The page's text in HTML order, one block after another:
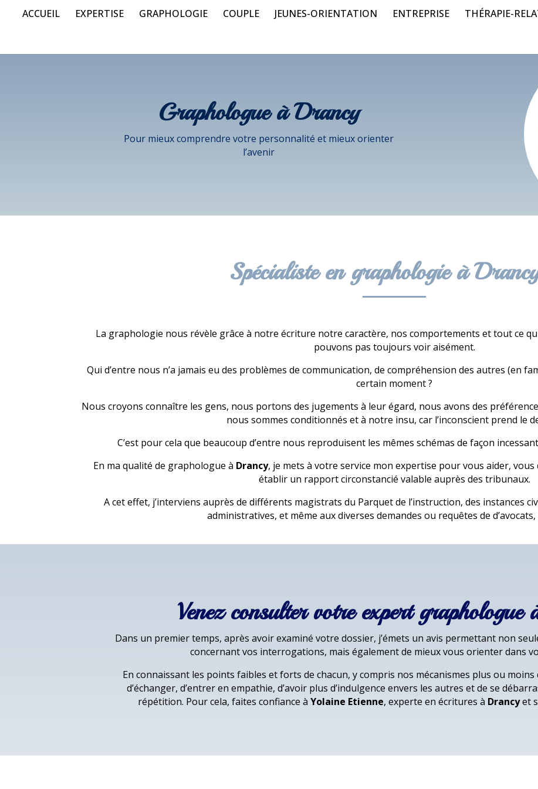
ACCUEIL EXPERTISE GRAPHOLOGIE COUPLE JEUNES-ORIENTATION ENTREPRISE THÉRAPIE-
Graphologue à Drancy
Pour mieux comprendre votre personnalité et mieux orienter
l’avenir
Spécialiste en graphologie à
La graphologie nous révèle grâce à notre écriture notre caractère, nos comportements et tout ce
pouvons pas toujours voir aisément.
Qui d’entre nous n’a jamais eu des problèmes de communication, de compréhension des autres (en
certain moment ?
Nous croyons connaître les gens, nous portons des jugements à leur égard, nous avons des
nous sommes conditionnés et à notre insu, car l’inconscient prend le
C’est pour cela que beaucoup d’entre nous reproduisent les mêmes schémas de façon
En ma qualité de graphologue à Drancy, je mets à votre service mon expertise pour vous aider,
établir un rapport circonstancié valable auprès des tribunaux.
A cet effet, j’interviens auprès de différents magistrats du Parquet de l’instruction, des instances
administratives, et même aux diverses demandes ou requêtes de
Venez consulter votre expert
Dans un premier temps, après avoir examiné votre dossier, j’émets un avis permettant non
concernant vos interrogations, mais également de mieux vous orienter dans
En connaissant les points faibles et forts de chacun, y compris nos mécanismes plus ou
d’échanger, d’entrer en empathie, d’avoir plus d’indulgence envers les autres et de se
répétition. Pour cela, faites confiance à Yolaine Etienne, experte en écritures à Drancyet